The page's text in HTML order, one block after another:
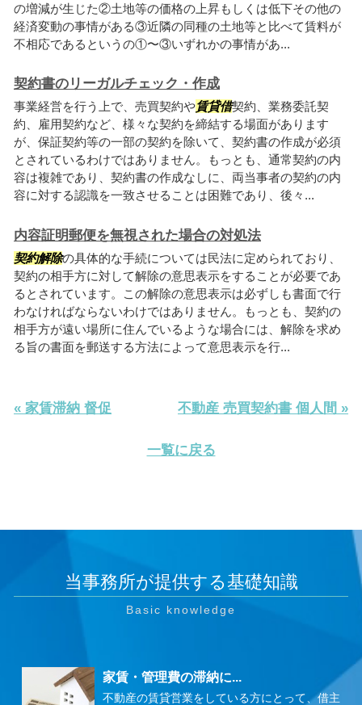
の増減が生じた②土地等の価格の上昇もしくは低下その他の
経済変動の事情がある③近隣の同種の土地等と比べて賃料が
不相応であるというの①〜③いずれかの事情があ...
契約書のリーガルチェック・作成
事業経営を行う上で、売買契約や賃貸借契約、業務委託契
約、雇用契約など、様々な契約を締結する場面があります
が、保証契約等の一部の契約を除いて、契約書の作成が必須
とされているわけではありません。もっとも、通常契約の内
容は複雑であり、契約書の作成なしに、両当事者の契約の内
容に対する認識を一致させることは困難であり、後々...
内容証明郵便を無視された場合の対処法
契約解除の具体的な手続については民法に定められており、
契約の相手方に対して解除の意思表示をすることが必要であ
るとされています。この解除の意思表示は必ずしも書面で行
わなければならないわけではありません。もっとも、契約の
相手方が遠い場所に住んでいるような場合には、解除を求め
る旨の書面を郵送する方法によって意思表示を行...
« 家賃滞納 督促 不動産 売買契約書 個人間 »
一覧に戻る
当事務所が提供する基礎知識
家賃・管理費の滞納に...
不動産の賃貸営業をしている方にとって、借主